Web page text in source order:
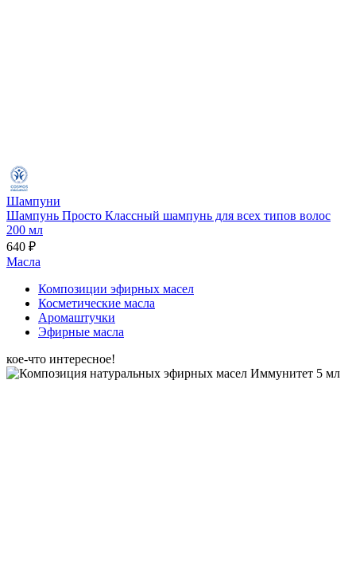
Шампуни
Шампунь Просто Классный шампунь для всех типов волос
200 мл
640 ₽
Масла
Композиции эфирных масел
Косметические масла
Аромаштучки
Эфирные масла
кое-что интересное!